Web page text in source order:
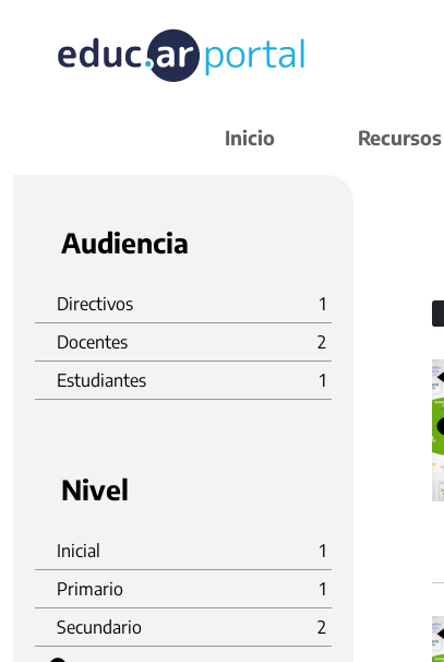
Inicio Recursos
Audiencia
Directivos
1
Docentes
2
Estudiantes
1
Nivel
Inicial
1
Primario
1
Secundario
2